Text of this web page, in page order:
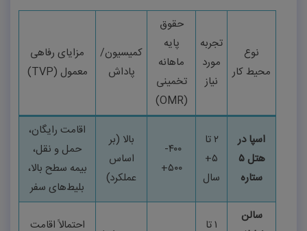
نوع
محیط کار
تجربه
مورد
نیاز
حقوق
پایه
ماهانه
تخمینی
(
OMR
)
کمیسیون/
پاداش
مزایای رفاهی
معمول (
TVP
)
اسپا در
هتل ۵
ستاره
۲تا
۵+
سال
۴۰۰-
۵۰۰+
بالا (بر
اساس
عملکرد)
اقامت رایگان،
حمل و نقل،
بیمه سطح بالا،
بلیط‌های سفر
سالن
۱تا احتمالاً اقامت